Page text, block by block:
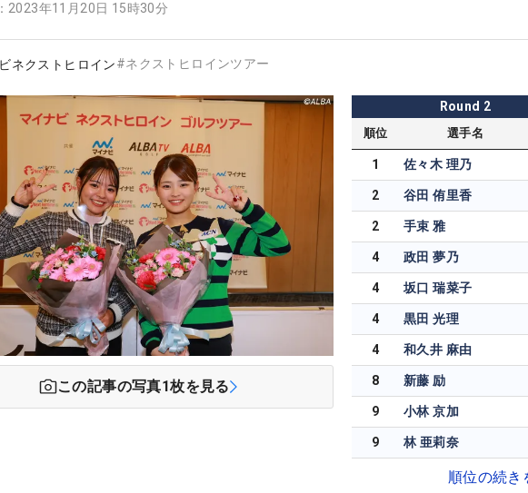
2023年11月20日 15時30分
ネクストヒロイン#ネクストヒロインツアー
この記事の写真1枚を見る
Round 2
順位 選手名
1 佐々木 理乃
2 谷田 侑里香
2 手束 雅
4 政田 夢乃
4 坂口 瑞菜子
4 黒田 光理
4 和久井 麻由
8 新藤 励
9 小林 京加
9 林 亜莉奈
順位の続き